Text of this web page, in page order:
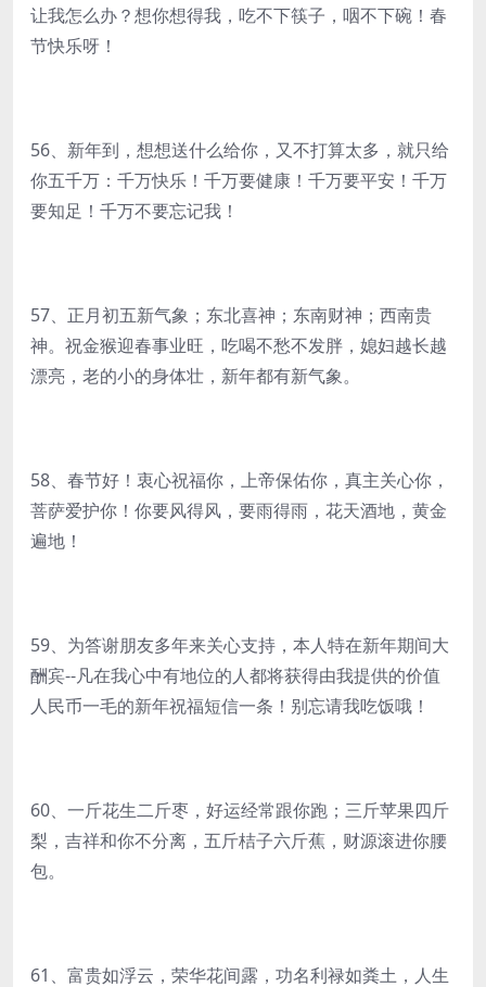
让我怎么办？想你想得我，吃不下筷子，咽不下碗！春
节快乐呀！
56、新年到，想想送什么给你，又不打算太多，就只给
你五千万：千万快乐！千万要健康！千万要平安！千万
要知足！千万不要忘记我！
57、正月初五新气象；东北喜神；东南财神；西南贵
神。祝金猴迎春事业旺，吃喝不愁不发胖，媳妇越长越
漂亮，老的小的身体壮，新年都有新气象。
58、春节好！衷心祝福你，上帝保佑你，真主关心你，
菩萨爱护你！你要风得风，要雨得雨，花天酒地，黄金
遍地！
59、为答谢朋友多年来关心支持，本人特在新年期间大
酬宾--凡在我心中有地位的人都将获得由我提供的价值
人民币一毛的新年祝福短信一条！别忘请我吃饭哦！
60、一斤花生二斤枣，好运经常跟你跑；三斤苹果四斤
梨，吉祥和你不分离，五斤桔子六斤蕉，财源滚进你腰
包。
61、富贵如浮云，荣华花间露，功名利禄如粪土，人生